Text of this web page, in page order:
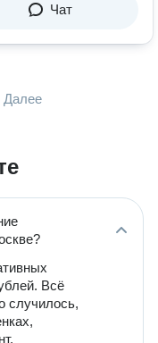
Чат
Далее
Всё
случилось,